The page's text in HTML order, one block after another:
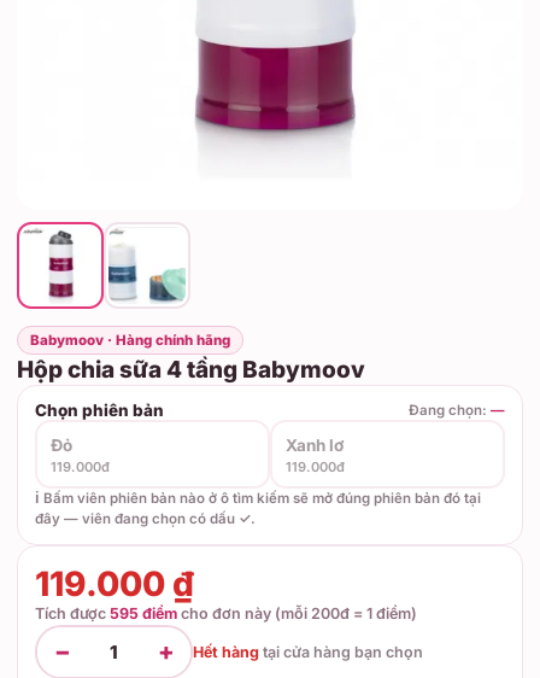
Babymoov · Hàng chính hãng
Hộp chia sữa 4 tầng Babymoov
Chọn phiên bản Đang chọn: —
Đỏ
119.000đ
Xanh lơ
119.000đ
ℹ️ Bấm viên phiên bản nào ở ô tìm kiếm sẽ mở đúng phiên bản đó tại
đây — viên đang chọn có dấu ✓.
119.000 ₫
Tích được 595 điểm cho đơn này (mỗi 200đ = 1 điểm)
− 1 + Hết hàng tại cửa hàng bạn chọn